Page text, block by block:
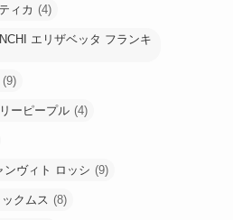
ィカ (4)
エリザベッタ フランキ
(9)
ーピープル (4)
ヴィト ロッシ (9)
クムス (8)